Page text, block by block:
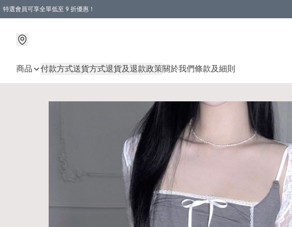
特選會員可享全單低至 9 折優惠！
商品 付款方式送貨方式退貨及退款政策關於我們條款及細則